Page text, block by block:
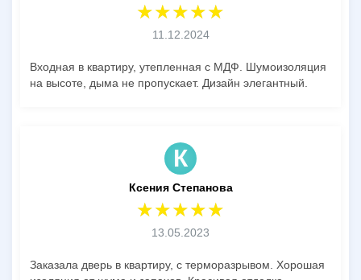
11.12.2024
Входная в квартиру, утепленная с МДФ. Шумоизоляция
на высоте, дыма не пропускает. Дизайн элегантный.
К
Ксения Степанова
13.05.2023
Заказала дверь в квартиру, с терморазрывом. Хорошая